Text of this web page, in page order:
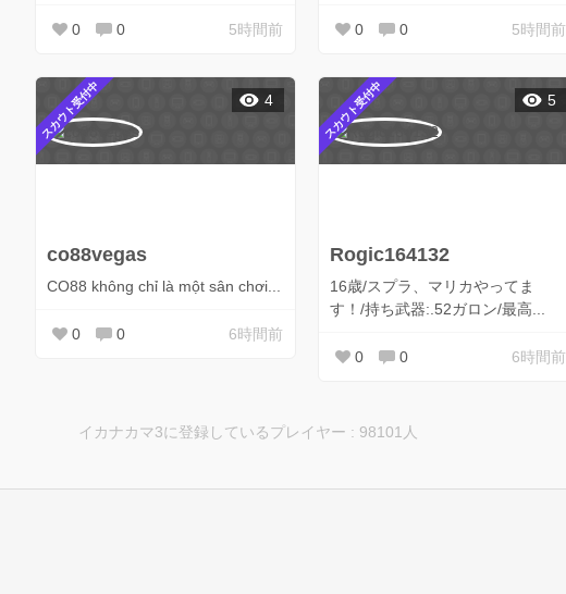
0 0 5時間前 0 0 5時間前
スカウト受付中
co88vegas
CO88 không chỉ là một sân chơi...
4
0 0 6時間前
スカウト受付中
Rogic164132
16歳/スプラ、マリカやってま
す！/持ち武器:.52ガロン/最高...
5
0 0 6時間前
イカナカマ3に登録しているプレイヤー : 98101人